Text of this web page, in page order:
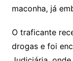
maconha, já
O traficante
drogas e foi